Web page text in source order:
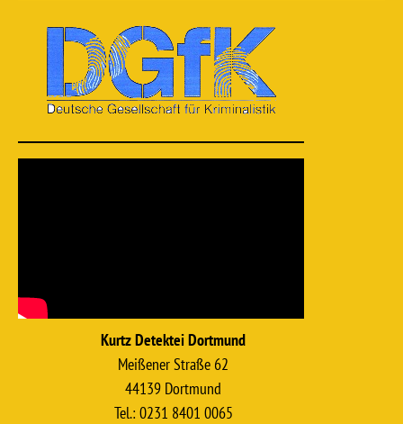
Kurtz Detektei Dortmund
Meißener Straße 62
44139 Dortmund
Tel.: 0231 8401 0065